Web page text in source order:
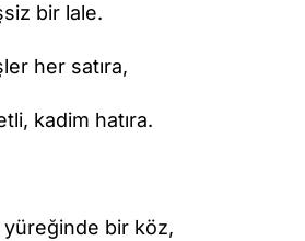
bir lale.
her satıra,
kadim hatıra.
yüreğinde bir köz,